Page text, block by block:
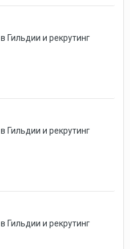
в Гильдии и рекрутинг
в Гильдии и рекрутинг
в Гильдии и рекрутинг